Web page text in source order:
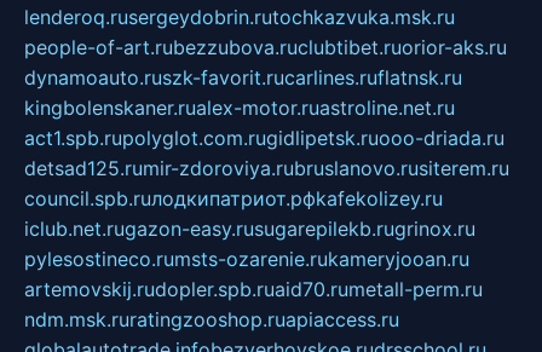
lenderoq.rusergeydobrin.rutochkazvuka.msk.ru
people-of-art.rubezzubova.ruclubtibet.ruorior-aks.ru
dynamoauto.ruszk-favorit.rucarlines.ruflatnsk.ru
kingbolenskaner.rualex-motor.ruastroline.net.ru
act1.spb.rupolyglot.com.rugidlipetsk.ruooo-driada.ru
detsad125.rumir-zdoroviya.rubruslanovo.rusiterem.ru
council.spb.ruлодкипатриот.рфkafekolizey.ru
iclub.net.rugazon-easy.rusugarepilekb.rugrinox.ru
pylesostineco.rumsts-ozarenie.rukameryjooan.ru
artemovskij.rudopler.spb.ruaid70.rumetall-perm.ru
ndm.msk.ruratingzooshop.ruapiaccess.ru